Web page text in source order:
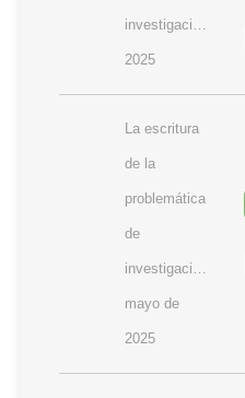
investigación-
2025
La escritura
de la
problemática
de
investigación-
mayo de
2025